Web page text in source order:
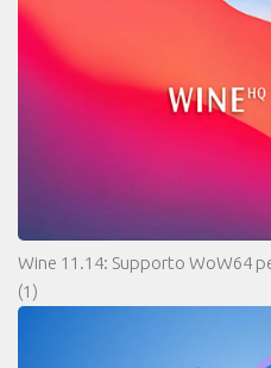
Wine 11.14: Supporto WoW64
(1)